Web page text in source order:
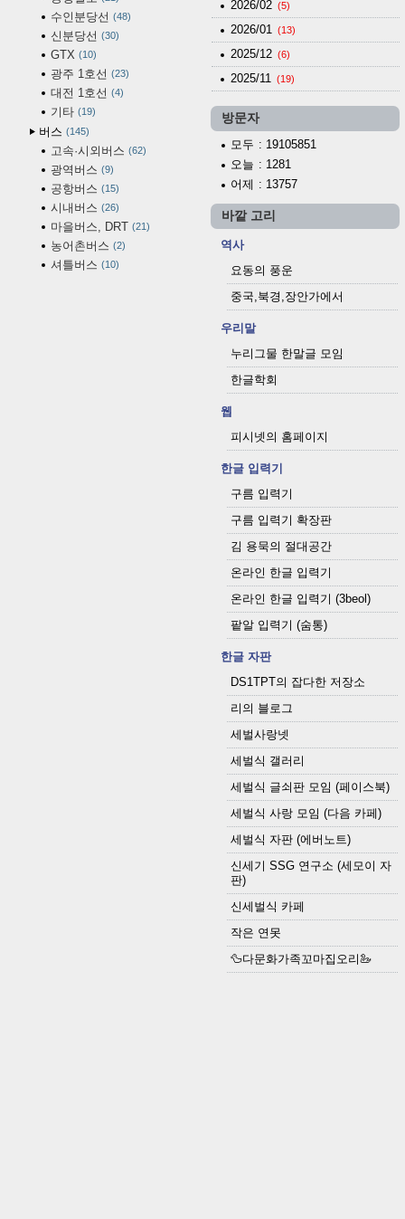
수인분당선 48
신분당선 30
GTX 10
광주 1호선 23
대전 1호선 4
기타 19
버스 145
고속·시외버스 62
광역버스 9
공항버스 15
시내버스 26
마을버스, DRT 21
농어촌버스 2
셔틀버스 10
2026/02 (5)
2026/01 (13)
2025/12 (6)
2025/11 (19)
방문자
모두 : 19105851
오늘 : 1281
어제 : 13757
바깥 고리
역사
요동의 풍운
중국,북경,장안가에서
우리말
누리그물 한말글 모임
한글학회
웹
피시넷의 홈페이지
한글 입력기
구름 입력기
구름 입력기 확장판
김 용묵의 절대공간
온라인 한글 입력기
온라인 한글 입력기 (3beol)
팥알 입력기 (숨통)
한글 자판
DS1TPT의 잡다한 저장소
리의 블로그
세벌사랑넷
세벌식 갤러리
세벌식 글쇠판 모임 (페이스북)
세벌식 사랑 모임 (다음 카페)
세벌식 자판 (에버노트)
신세기 SSG 연구소 (세모이 자
판)
신세벌식 카페
작은 연못
🦆다문화가족꼬마집오리🦢